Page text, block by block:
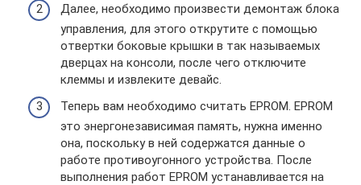
Далее, необходимо произвести демонтаж блока
управления, для этого открутите с помощью
отвертки боковые крышки в так называемых
дверцах на консоли, после чего отключите
клеммы и извлеките девайс.
Теперь вам необходимо считать EPROM. EPROM
это энергонезависимая память, нужна именно
она, поскольку в ней содержатся данные о
работе противоугонного устройства. После
выполнения работ EPROM устанавливается на